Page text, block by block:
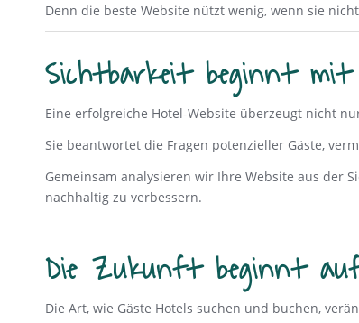
Denn die beste Website nützt wenig, wenn sie
Sichtbarkeit beginnt
Eine erfolgreiche Hotel-Website überzeugt nicht
Sie beantwortet die Fragen potenzieller Gäste,
Gemeinsam analysieren wir Ihre Website aus der
nachhaltig zu verbessern.
Die Zukunft beginnt
Die Art, wie Gäste Hotels suchen und buchen,